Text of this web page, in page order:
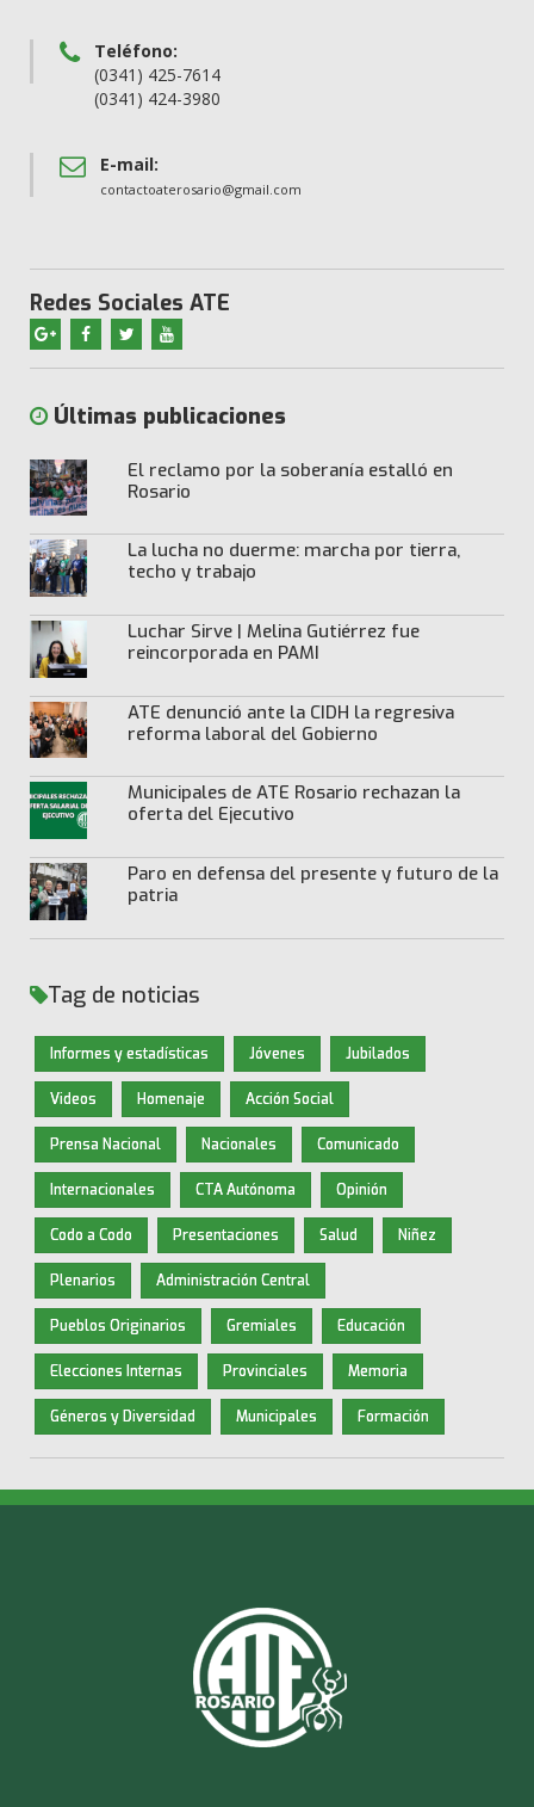
Teléfono:
(0341) 425-7614
(0341) 424-3980
E-mail:
contactoaterosario@gmail.com
Redes Sociales ATE
Últimas publicaciones
El reclamo por la soberanía estalló en
Rosario
La lucha no duerme: marcha por tierra,
techo y trabajo
Luchar Sirve | Melina Gutiérrez fue
reincorporada en PAMI
ATE denunció ante la CIDH la regresiva
reforma laboral del Gobierno
Municipales de ATE Rosario rechazan la
oferta del Ejecutivo
Paro en defensa del presente y futuro de la
patria
Tag de noticias
Informes y estadísticas Jóvenes Jubilados
Videos Homenaje Acción Social
Prensa Nacional Nacionales Comunicado
Internacionales CTA Autónoma Opinión
Codo a Codo Presentaciones Salud Niñez
Plenarios Administración Central
Pueblos Originarios Gremiales Educación
Elecciones Internas Provinciales Memoria
Géneros y Diversidad Municipales Formación